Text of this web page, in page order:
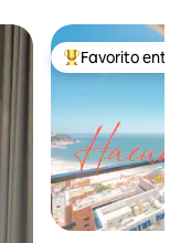
De los mejores
Favorito entre